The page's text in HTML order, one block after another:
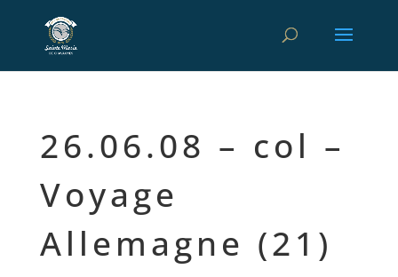
26.06.08 – col –
Voyage
Allemagne (21)